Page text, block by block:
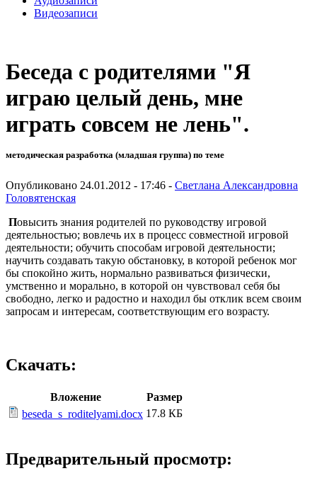
Видеозаписи
Беседа с родителями "Я
играю целый день, мне
играть совсем не лень".
методическая разработка (младшая группа) по теме
Опубликовано 24.01.2012 - 17:46 - Светлана Александровна
Головятенская
Повысить знания родителей по руководству игровой
деятельностью; вовлечь их в процесс совместной игровой
деятельности; обучить способам игровой деятельности;
научить создавать такую обстановку, в которой ребенок мог
бы спокойно жить, нормально развиваться физически,
умственно и морально, в которой он чувствовал себя бы
свободно, легко и радостно и находил бы отклик всем своим
запросам и интересам, соответствующим его возрасту.
Скачать:
Вложение
Размер
beseda_s_roditelyami.docx 17.8 КБ
Предварительный просмотр: